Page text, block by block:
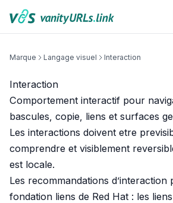
Aller au contenu
Marque Langage visuel Interaction
Interaction
Comportement interactif pour
bascules, copie, liens et surfaces
Les interactions doivent etre
comprendre et visiblement
est locale.
Les recommandations d’interaction
fondation liens de Red Hat : les